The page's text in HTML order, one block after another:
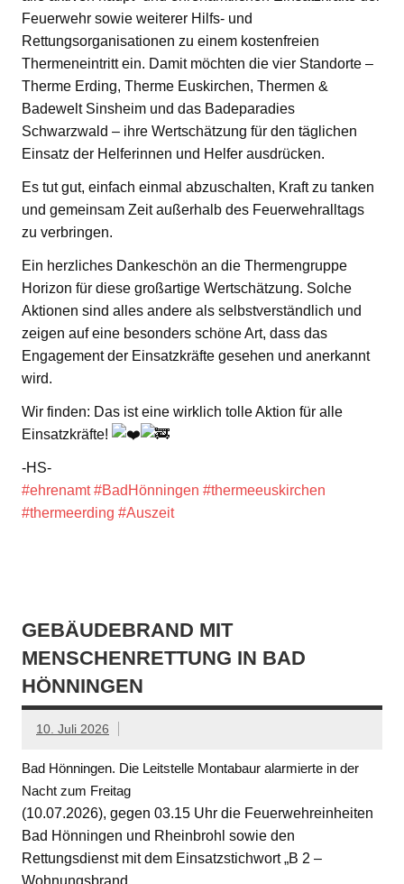
Feuerwehr sowie weiterer Hilfs- und
Rettungsorganisationen zu einem kostenfreien
Thermeneintritt ein. Damit möchten die vier Standorte –
Therme Erding, Therme Euskirchen, Thermen &
Badewelt Sinsheim und das Badeparadies
Schwarzwald – ihre Wertschätzung für den täglichen
Einsatz der Helferinnen und Helfer ausdrücken.
Es tut gut, einfach einmal abzuschalten, Kraft zu tanken
und gemeinsam Zeit außerhalb des Feuerwehralltags
zu verbringen.
Ein herzliches Dankeschön an die Thermengruppe
Horizon für diese großartige Wertschätzung. Solche
Aktionen sind alles andere als selbstverständlich und
zeigen auf eine besonders schöne Art, dass das
Engagement der Einsatzkräfte gesehen und anerkannt
wird.
Wir finden: Das ist eine wirklich tolle Aktion für alle
Einsatzkräfte!
-HS-
#ehrenamt #BadHönningen #thermeeuskirchen
#thermeerding #Auszeit
GEBÄUDEBRAND MIT
MENSCHENRETTUNG IN BAD
HÖNNINGEN
10. Juli 2026
Bad Hönningen. Die Leitstelle Montabaur alarmierte in der
Nacht zum Freitag
(10.07.2026), gegen 03.15 Uhr die Feuerwehreinheiten
Bad Hönningen und Rheinbrohl sowie den
Rettungsdienst mit dem Einsatzstichwort „B 2 –
Wohnungsbrand